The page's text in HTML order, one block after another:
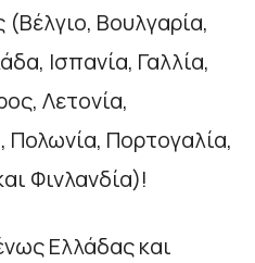
Βουλγαρία,
Ισπανία, Γαλλία,
Λετονία,
Πολωνία, Πορτογαλία,
Φινλανδία)!
Ελλάδας και